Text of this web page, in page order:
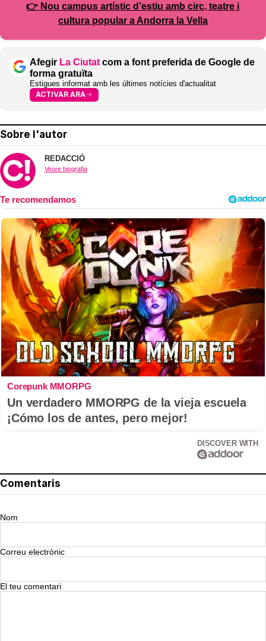
👉 Nou campus artístic d’estiu amb circ, teatre i
cultura popular a Andorra la Vella
Afegir La Ciutat com a font preferida de Google de
forma gratuïta
Estigues informat amb les últimes notícies d'actualitat
ACTIVAR ARA
Sobre l'autor
REDACCIÓ
Veure biografia
Corepunk MMORPG
Un verdadero MMORPG de la vieja escuela
¡Cómo los de antes, pero mejor!
DISCOVER WITH
Comentaris
Nom
Correu electrònic
El teu comentari